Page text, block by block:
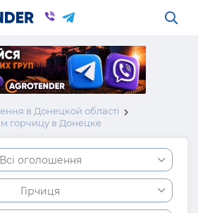
в Донецкой області
горчицу в Донецке
Всі оголошення
Гірчиця